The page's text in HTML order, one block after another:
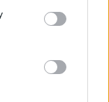
humb jetën